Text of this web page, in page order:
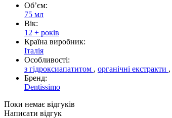
Обʼєм:
75 мл
Вік:
12 + років
Країна виробник:
Італія
Особливості:
з гідроксиапатитом , органічні екстракти ,
Бренд:
Dentissimo
Поки немає відгуків
Написати відгук